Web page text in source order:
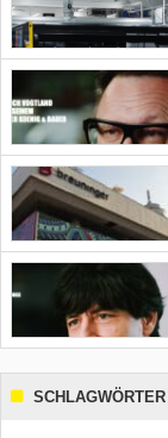
SCHLAGWÖRTER